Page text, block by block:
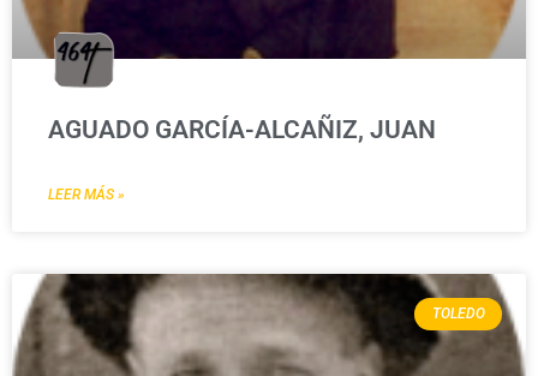
AGUADO GARCÍA-ALCAÑIZ, JUAN
LEER MÁS »
TOLEDO